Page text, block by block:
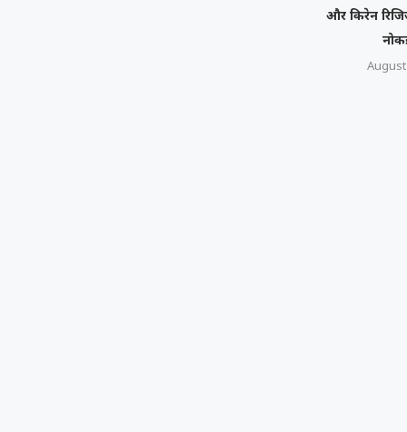
और किरेन
August